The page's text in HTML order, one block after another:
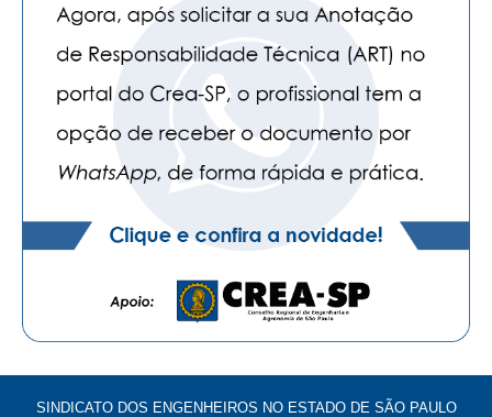
SINDICATO DOS ENGENHEIROS NO ESTADO DE SÃO PAULO